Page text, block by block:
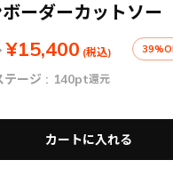
ーダーカットソー
¥15,400 (税込)
テージ : 140pt還元
カートに入れる